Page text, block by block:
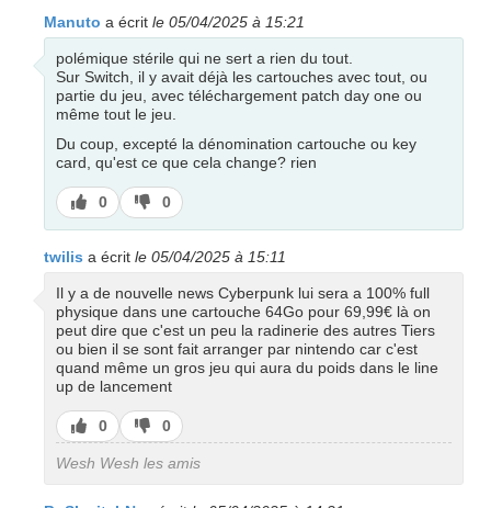
Manuto a écrit le 05/04/2025 à 15:21
polémique stérile qui ne sert a rien du tout.
Sur Switch, il y avait déjà les cartouches avec tout, ou
partie du jeu, avec téléchargement patch day one ou
même tout le jeu.
Du coup, excepté la dénomination cartouche ou key
card, qu'est ce que cela change? rien
J’aime
0
J’aime
pas
0
twilis a écrit le 05/04/2025 à 15:11
Il y a de nouvelle news Cyberpunk lui sera a 100% full
physique dans une cartouche 64Go pour 69,99€ là on
peut dire que c'est un peu la radinerie des autres Tiers
ou bien il se sont fait arranger par nintendo car c'est
quand même un gros jeu qui aura du poids dans le line
up de lancement
J’aime
0
J’aime
pas
0
Wesh Wesh les amis